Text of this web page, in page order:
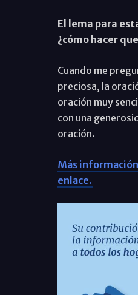
El lema para
¿cómo hacer
Cuando me
preciosa, la
oración muy
con una
oración.
Más
enlace.